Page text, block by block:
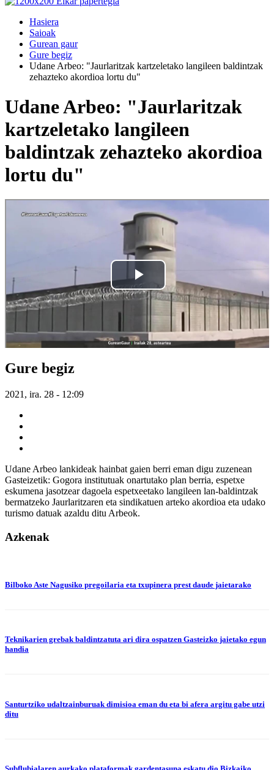
Hasiera
Saioak
Gurean gaur
Gure begiz
Udane Arbeo: "Jaurlaritzak kartzeletako langileen baldintzak
zehazteko akordioa lortu du"
Udane Arbeo: "Jaurlaritzak
kartzeletako langileen
baldintzak zehazteko akordioa
lortu du"
Gure begiz
2021, ira. 28 - 12:09
Udane Arbeo lankideak hainbat gaien berri eman digu zuzenean
Gasteizetik: Gogora institutuak onartutako plan berria, espetxe
eskumena jasotzear dagoela espetxeetako langileen lan-baldintzak
bermatzeko Jaurlaritzaren eta sindikatuen arteko akordioa eta udako
turismo datuak azaldu ditu Arbeok.
Azkenak
Bilboko Aste Nagusiko pregoilaria eta txupinera prest daude jaietarako
Teknikarien grebak baldintzatuta ari dira ospatzen Gasteizko jaietako egun
handia
Santurtziko udaltzainburuak dimisioa eman du eta bi afera argitu gabe utzi
ditu